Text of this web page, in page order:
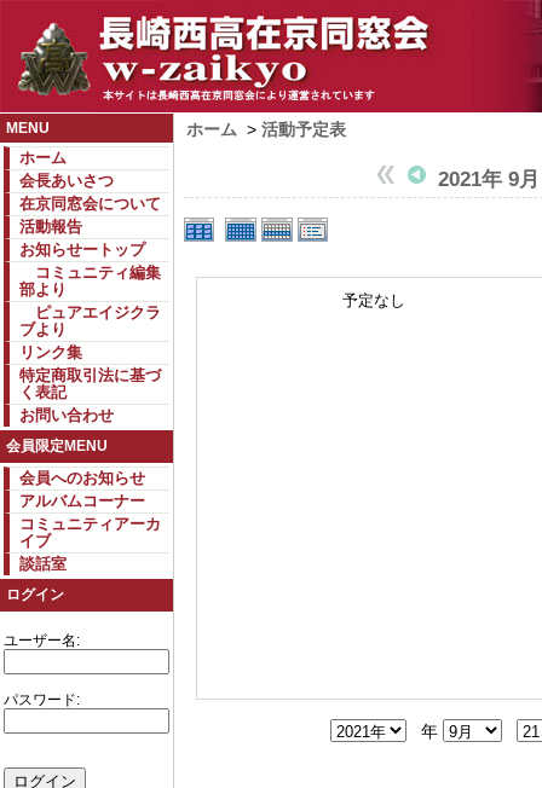
MENU
ホーム
会長あいさつ
在京同窓会について
活動報告
お知らせートップ
コミュニティ編集
部より
ピュアエイジクラ
ブより
リンク集
特定商取引法に基づ
く表記
お問い合わせ
会員限定MENU
会員へのお知らせ
アルバムコーナー
コミュニティアーカ
イブ
談話室
ログイン
ユーザー名:
パスワード:
ホーム > 活動予定表
2021年 9
予定なし
年